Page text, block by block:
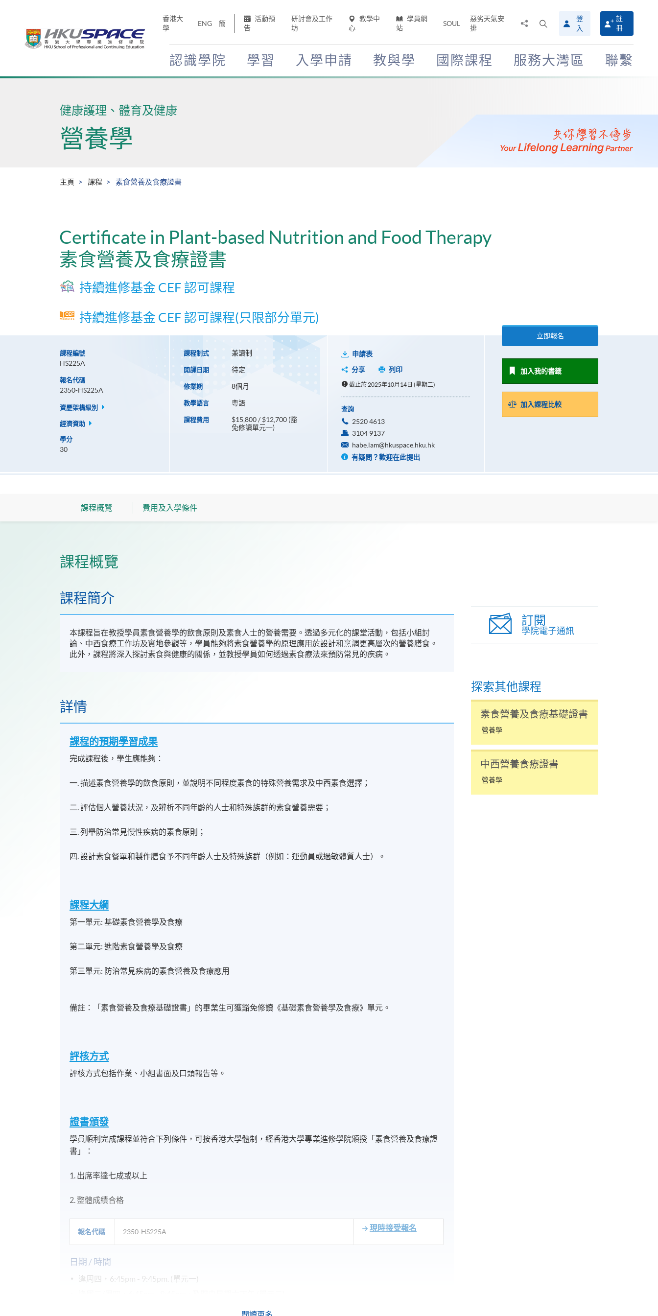
香港大
學
ENG 簡
活動預
告
研討會及工作
坊
教學中
心
學員網
站
SOUL
惡劣天氣安
排
搜
尋
介
面
登
入
註
冊
認識學院 學習 入學申請 教與學 國際課程 服務大灣區 聯繫
Main
健康護理、體育及健康
營養學
主頁 課程 素食營養及食療證書
Certificate in Plant-based Nutrition and Food Therapy
素食營養及食療證書
持續進修基金 CEF 認可課程
持續進修基金 CEF 認可課程(只限部分單元)
課程編號
HS225A
報名代碼
2350-HS225A
資歷架構級別
經濟資助
學分
30
課程制式 兼讀制
開課日期 待定
修業期 8個月
教學語言 粵語
課程費用
$15,800 / $12,700 (豁
免修讀單元一)
申請表
分享
列印
截止於 2025年10月14日 (星期二)
查詢
2520 4613
3104 9137
habe.lam@hkuspace.hku.hk
有疑問？歡迎在此提出
立即報名
加入我的書籤
加入課程比較
課程概覽 費用及入學條件
課程概覽
課程簡介
本課程旨在教授學員素食營養學的飲食原則及素食人士的營養需要。透過多元化的課堂活動，包括小組討
論、中西食療工作坊及實地參觀等，學員能夠將素食營養學的原理應用於設計和烹調更高層次的營養膳食。
此外，課程將深入探討素食與健康的關係，並教授學員如何透過素食療法來預防常見的疾病。
詳情
課程的預期學習成果
完成課程後，學生應能夠：
一. 描述素食營養學的飲食原則，並說明不同程度素食的特殊營養需求及中西素食選擇；
二. 評估個人營養狀況，及辨析不同年齡的人士和特殊族群的素食營養需要；
三. 列舉防治常見慢性疾病的素食原則；
四. 設計素食餐單和製作膳食予不同年齡人士及特殊族群（例如：運動員或過敏體質人士）。
課程大綱
第一單元: 基礎素食營養學及食療
第二單元: 進階素食營養學及食療
第三單元: 防治常見疾病的素食營養及食療應用
備註：「素食營養及食療基礎證書」的畢業生可獲豁免修讀《基礎素食營養學及食療》單元。
評核方式
評核方式包括作業、小組書面及口頭報告等。
證書頒發
學員順利完成課程並符合下列條件，可按香港大學體制，經香港大學專業進修學院頒授「素食營養及食療證
書」：
1. 出席率達七成或以上
2. 整體成績合格
報名代碼 2350-HS225A 現時接受報名
日期 / 時間
逢周四，6:45pm - 9:45pm. (單元一)
逢周二，6:45pm - 9:45pm. ; 及間中星期六下午 (單元三)
訂閱
學院電子通訊
探索其他課程
素食營養及食療基礎證書
營養學
中西營養食療證書
營養學